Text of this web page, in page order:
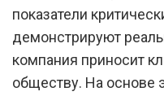
показатели
демонстрируют
компания приносит
обществу. На основе